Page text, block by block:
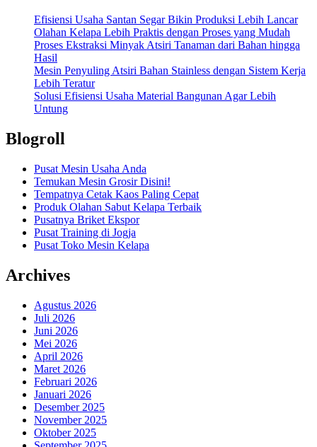
Efisiensi Usaha Santan Segar Bikin Produksi Lebih Lancar
Olahan Kelapa Lebih Praktis dengan Proses yang Mudah
Proses Ekstraksi Minyak Atsiri Tanaman dari Bahan hingga
Hasil
Mesin Penyuling Atsiri Bahan Stainless dengan Sistem Kerja
Lebih Teratur
Solusi Efisiensi Usaha Material Bangunan Agar Lebih
Untung
Blogroll
Pusat Mesin Usaha Anda
Temukan Mesin Grosir Disini!
Tempatnya Cetak Kaos Paling Cepat
Produk Olahan Sabut Kelapa Terbaik
Pusatnya Briket Ekspor
Pusat Training di Jogja
Pusat Toko Mesin Kelapa
Archives
Agustus 2026
Juli 2026
Juni 2026
Mei 2026
April 2026
Maret 2026
Februari 2026
Januari 2026
Desember 2025
November 2025
Oktober 2025